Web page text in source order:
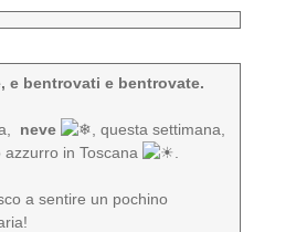
e bentrovati e bentrovate.
neve
️, questa settimana,
azzurro in Toscana
a sentire un pochino